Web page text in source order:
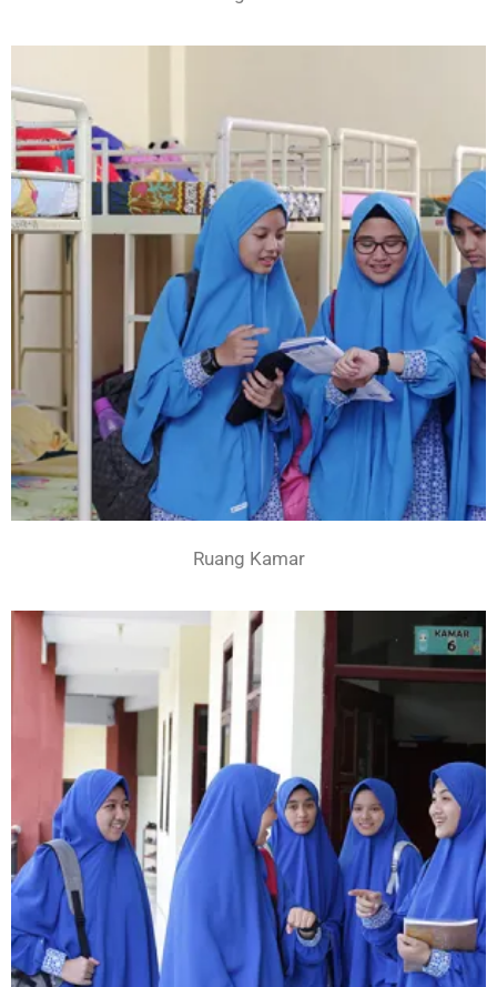
Ruang Kamar